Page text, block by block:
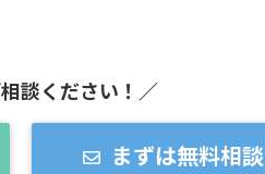
談ください！／
まずは無料相